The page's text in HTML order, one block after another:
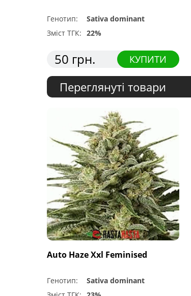
Генотип:
Sativa dominant
Зміст ТГК: 22%
50 грн. КУПИТИ
Переглянуті товари
Auto Haze Xxl Feminised
Генотип:
Sativa dominant